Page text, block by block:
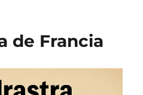
de Francia